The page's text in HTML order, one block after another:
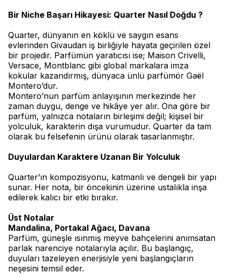
Bir Niche Başarı Hikayesi: Quarter Nasıl Doğdu ?
Quarter, dünyanın en köklü ve saygın esans
evlerinden Givaudan iş birliğiyle hayata geçirilen özel
bir projedir. Parfümün yaratıcısı ise; Maison Crivelli,
Versace, Montblanc gibi global markalara imza
kokular kazandırmış, dünyaca ünlü parfümör Gaël
Montero’dur.
Montero’nun parfüm anlayışının merkezinde her
zaman duygu, denge ve hikâye yer alır. Ona göre bir
parfüm, yalnızca notaların birleşimi değil; kişisel bir
yolculuk, karakterin dışa vurumudur. Quarter da tam
olarak bu felsefenin ürünü olarak tasarlanmıştır.
Duyulardan Karaktere Uzanan Bir Yolculuk
Quarter’ın kompozisyonu, katmanlı ve dengeli bir yapı
sunar. Her nota, bir öncekinin üzerine ustalıkla inşa
edilerek kalıcı bir etki bırakır.
Üst Notalar
Mandalina, Portakal Ağacı, Davana
Parfüm, güneşle ısınmış meyve bahçelerini anımsatan
parlak narenciye notalarıyla açılır. Bu başlangıç,
duyuları tazeleyen enerjisiyle yeni başlangıçların
neşesini temsil eder.